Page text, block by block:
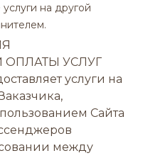
на другой
ОПЛАТЫ УСЛУГ
услуги на
Сайта
между